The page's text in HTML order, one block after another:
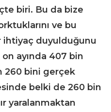
biri. Bu da bize
ve bu
ihtiyaç duyulduğunu
ayında 407 bin
260 bini gerçek
belki de 260 bin
yaralanmaktan